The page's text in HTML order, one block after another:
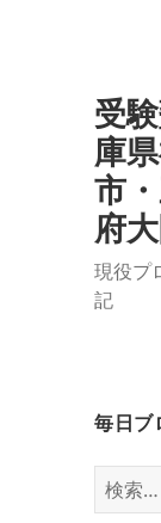
受
庫
市
府
現役プ
記
毎日ブ
検
索: